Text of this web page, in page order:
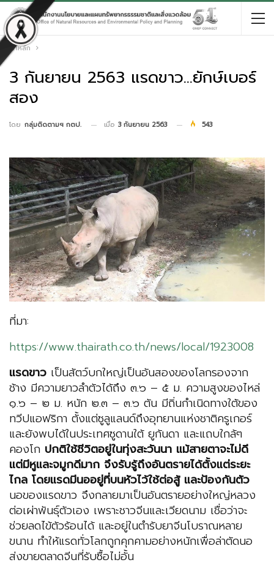
หน้าหลัก
3 กันยายน 2563 แรดขาว…ยักษ์เบอร์
สอง
โดย กลุ่มติดตามฯ กตป. เมื่อ 3 กันยายน 2563 543
ที่มา:
https://www.thairath.co.th/news/local/1923008
แรดขาว เป็นสัตว์บกใหญ่เป็นอันสองของโลกรองจาก
ช้าง มีความยาวลำตัวได้ถึง ๓.๖ – ๕ ม. ความสูงของไหล่
๑.๖ – ๒ ม. หนัก ๒.๓ – ๓.๖ ตัน มีถิ่นกำเนิดทางใต้ของ
ทวีปแอฟริกา ตั้งแต่ซูลูแลนด์ถึงอุทยานแห่งชาติครูเกอร์
และยังพบได้ในประเทศซูดานใต้ ยูกันดา และแถบใกล้ๆ
คองโก ปกติใช้ชีวิตอยู่ในทุ่งสะวันนา แม้สายตาจะไม่ดี
แต่มีหูและจมูกดีมาก จึงรับรู้ถึงอันตรายได้ตั้งแต่ระยะ
ไกล โดยแรดมีนออยู่ที่บนหัวไว้ใช้ต่อสู้ และป้องกันตัว
นอของแรดขาว จึงกลายมาเป็นอันตรายอย่างใหญ่หลวง
ต่อเผ่าพันธุ์ตัวเอง เพราะชาวจีนและเวียดนาม เชื่อว่าจะ
ช่วยลดไข้ตัวร้อนได้ และอยู่ในตำรับยาจีนโบราณหลาย
ขนาน ทำให้แรดทั่วโลกถูกคุกคามอย่างหนักเพื่อล่าตัดนอ
ส่งขายตลาดจีนที่รับซื้อไม่อั้น